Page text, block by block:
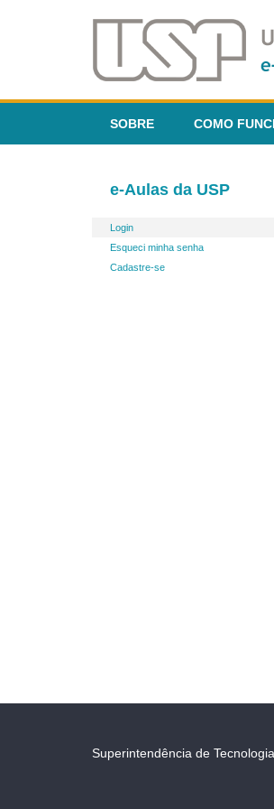
SOBRE COMO
e-Aulas da USP
Login
Esqueci minha senha
Cadastre-se
Superintendência de